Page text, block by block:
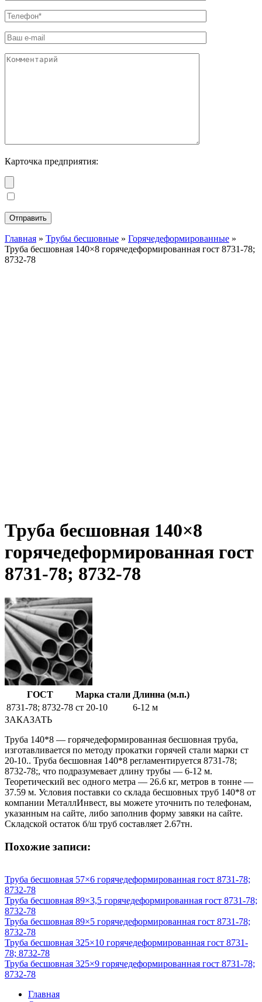
Карточка предприятия:
Главная » Трубы бесшовные » Горячедеформированные »
Труба бесшовная 140×8 горячедеформированная гост 8731-78;
8732-78
Труба бесшовная 140×8
горячедеформированная гост
8731-78; 8732-78
ГОСТ Марка стали Длинна (м.п.)
8731-78; 8732-78 ст 20-10
6-12 м
ЗАКАЗАТЬ
Труба 140*8 — горячедеформированная бесшовная труба,
изготавливается по методу прокатки горячей стали марки ст
20-10.. Труба бесшовная 140*8 регламентируется 8731-78;
8732-78;, что подразумевает длину трубы — 6-12 м.
Теоретический вес одного метра — 26.6 кг, метров в тонне —
37.59 м. Условия поставки со склада бесшовных труб 140*8 от
компании МеталлИнвест, вы можете уточнить по телефонам,
указанным на сайте, либо заполнив форму завяки на сайте.
Складской остаток б/ш труб составляет 2.67тн.
Похожие записи:
Труба бесшовная 57×6 горячедеформированная гост 8731-78;
8732-78
Труба бесшовная 89×3,5 горячедеформированная гост 8731-78;
8732-78
Труба бесшовная 89×5 горячедеформированная гост 8731-78;
8732-78
Труба бесшовная 325×10 горячедеформированная гост 8731-
78; 8732-78
Труба бесшовная 325×9 горячедеформированная гост 8731-78;
8732-78
Главная